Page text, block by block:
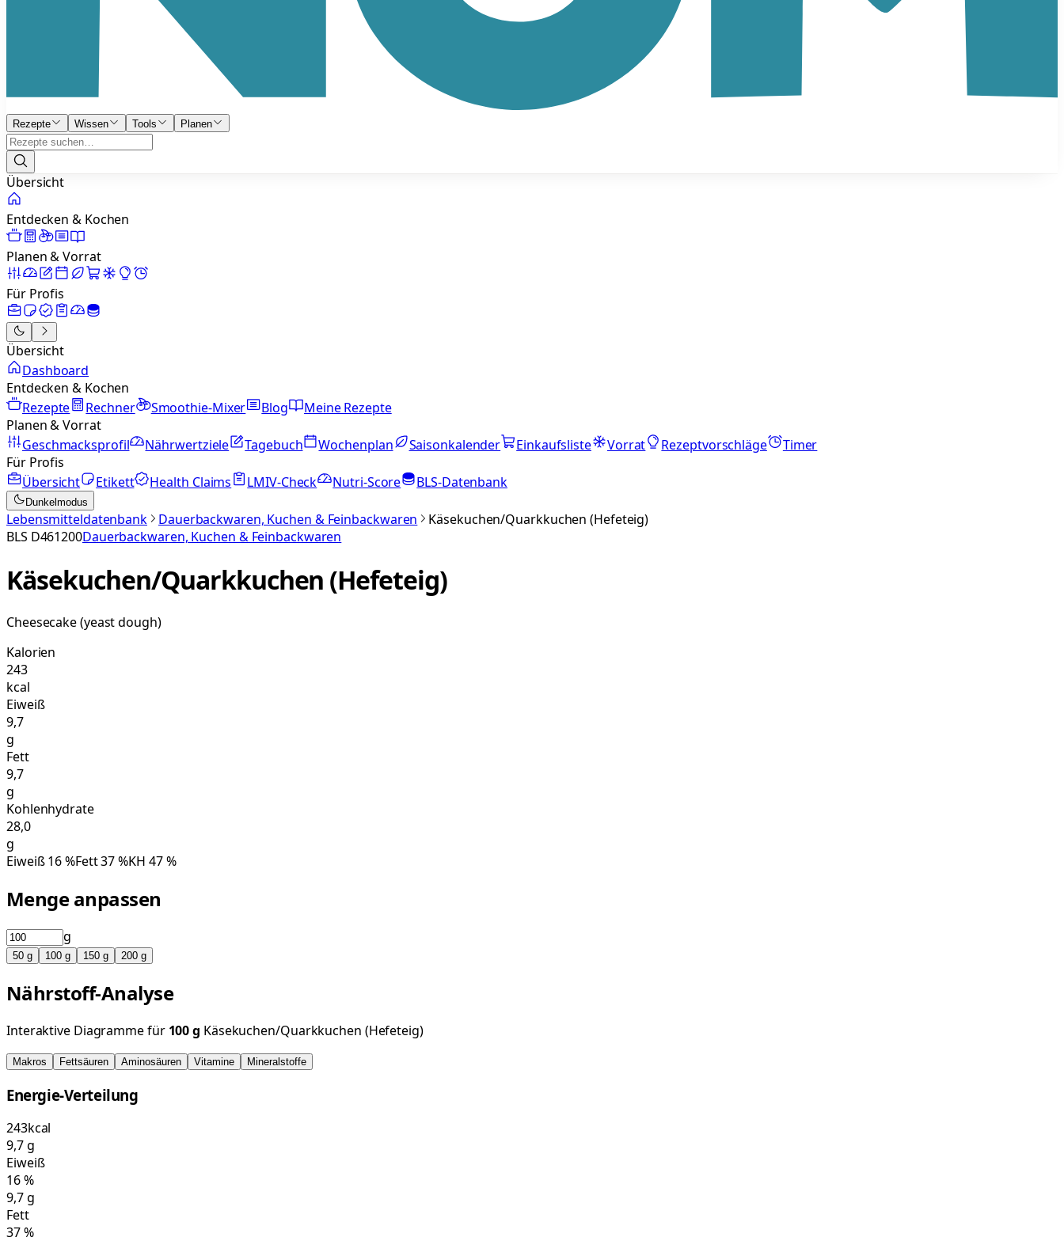
Rezepte Wissen Tools Planen
Übersicht
Entdecken & Kochen
Planen & Vorrat
Für Profis
Übersicht
Dashboard
Entdecken & Kochen
Rezepte
Rechner Smoothie-Mixer Blog
Meine Rezepte
Planen & Vorrat
Geschmacksprofil
Nährwertziele Tagebuch Wochenplan Saisonkalender Einkaufsliste Vorrat Rezeptvorschläge
Timer
Für Profis
Übersicht
Etikett Health Claims LMIV-Check Nutri-Score BLS-Datenbank
Dunkelmodus
Lebensmitteldatenbank Dauerbackwaren, Kuchen & Feinbackwaren
Käsekuchen/Quarkkuchen (Hefeteig)
BLS D461200Dauerbackwaren, Kuchen & Feinbackwaren
Käsekuchen/Quarkkuchen (Hefeteig)
Cheesecake (yeast dough)
Kalorien
243
kcal
Eiweiß
9,7
g
Fett
9,7
g
Kohlenhydrate
28,0
g
Eiweiß16%Fett37%KH 47%
Menge anpassen
g
50 g 100 g 150 g 200 g
Nährstoff-Analyse
Interaktive Diagramme für 100g Käsekuchen/Quarkkuchen (Hefeteig)
Makros Fettsäuren Aminosäuren Vitamine Mineralstoffe
Energie-Verteilung
243kcal
9,7g
Eiweiß
16%
9,7g
Fett
37%